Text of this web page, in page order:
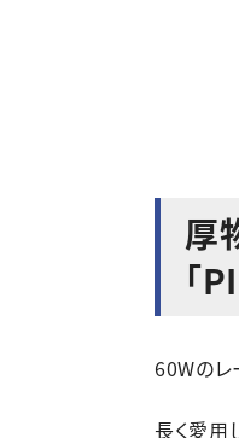
厚
「
60Wのレ
長く愛用